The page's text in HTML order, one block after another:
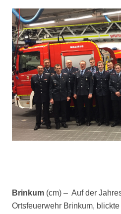
Brinkum (cm) – Auf der
Ortsfeuerwehr Brinkum,